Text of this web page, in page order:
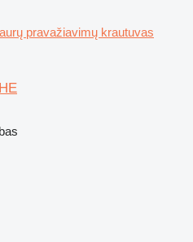
pravažiavimų krautuvas